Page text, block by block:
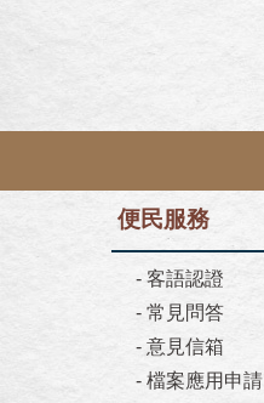
便民服務
- 客語認證
- 常見問答
- 意見信箱
- 檔案應用申請